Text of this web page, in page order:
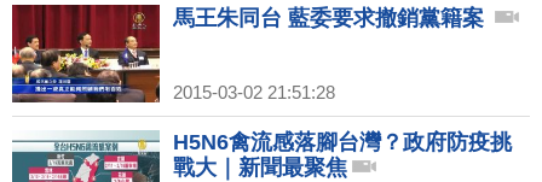
馬王朱同台 藍委要求撤銷黨籍案
2015-03-02 21:51:28
H5N6禽流感落腳台灣？政府防疫挑
戰大｜新聞最聚焦